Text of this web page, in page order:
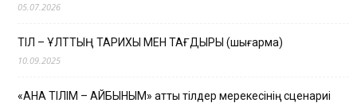
05.07.2026
ТІЛ – ҰЛТТЫҢ ТАРИХЫ МЕН ТАҒДЫРЫ (шығарма)
10.09.2025
«АНА ТІЛІМ – АЙБЫНЫМ» атты тілдер мерекесінің сценариі